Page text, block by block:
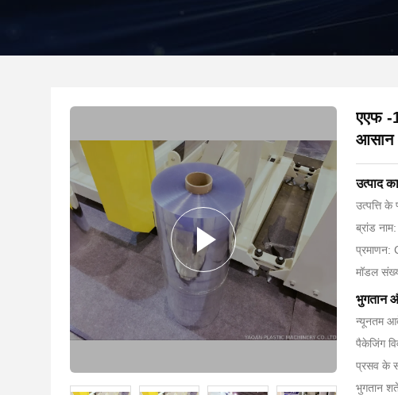
एएफ -
आसान
उत्पाद
उत्पत्ति के
ब्रांड
प्रमाणन:
मॉडल
भुगतान
न्यूनतम
पैकेजिंग
प्रसव के
भुगतान